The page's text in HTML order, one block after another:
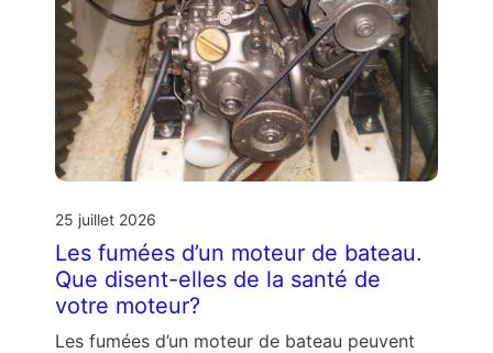
25 juillet 2026
Les fumées d’un moteur de bateau.
Que disent-elles de la santé de
votre moteur?
Les fumées d’un moteur de bateau peuvent